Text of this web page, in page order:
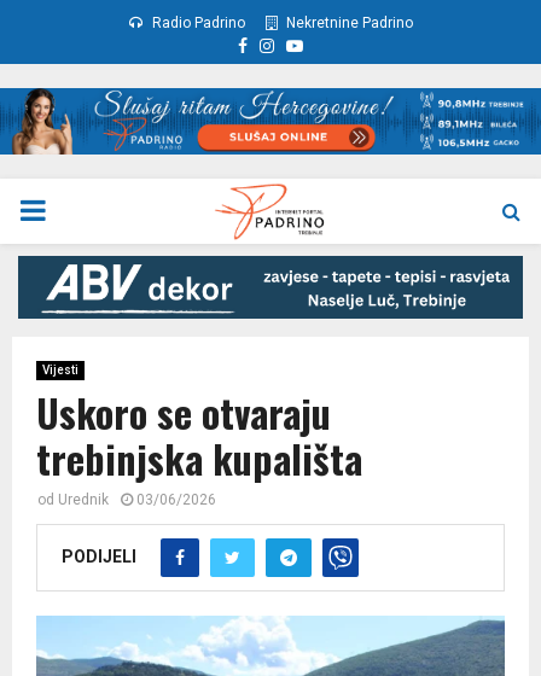
Radio Padrino Nekretnine Padrino
Facebook
Instagram
Youtube
PRIMARY
MENU
Vijesti
Uskoro se otvaraju
trebinjska kupališta
od Urednik 03/06/2026
PODIJELI